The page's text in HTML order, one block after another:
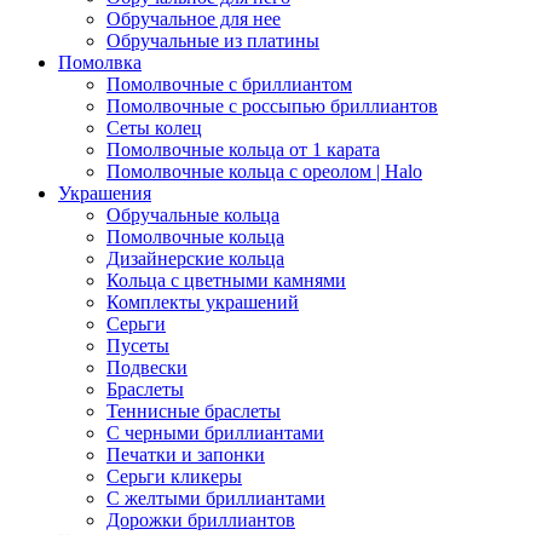
Обручальное для нее
Обручальные из платины
Помолвка
Помолвочные с бриллиантом
Помолвочные с россыпью бриллиантов
Сеты колец
Помолвочные кольца от 1 карата
Помолвочные кольца с ореолом | Halo
Украшения
Обручальные кольца
Помолвочные кольца
Дизайнерские кольца
Кольца с цветными камнями
Комплекты украшений
Серьги
Пусеты
Подвески
Браслеты
Теннисные браслеты
C черными бриллиантами
Печатки и запонки
Серьги кликеры
С желтыми бриллиантами
Дорожки бриллиантов